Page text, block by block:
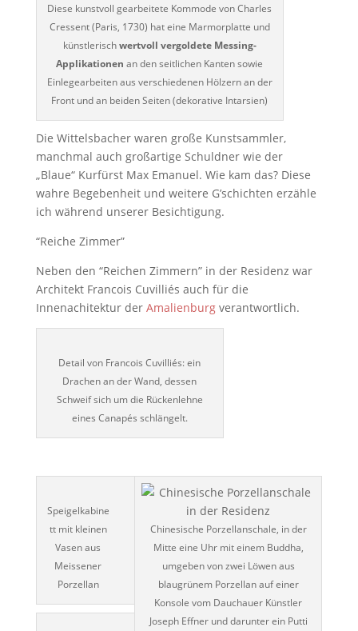
Diese kunstvoll gearbeitete Kommode von Charles
Cressent (Paris, 1730) hat eine Marmorplatte und
künstlerischwertvoll vergoldete Messing-
Applikationen an den seitlichen Kanten sowie
Einlegearbeiten aus verschiedenen Hölzern an der
Front und an beiden Seiten (dekorative Intarsien)
Die Wittelsbacher waren große Kunstsammler,
manchmal auch großartige Schuldner wie der
„Blaue“ Kurfürst Max Emanuel. Wie kam das? Diese
wahre Begebenheit und weitere G’schichten erzähle
ich während unserer Besichtigung.
“Reiche Zimmer”
Neben den “Reichen Zimmern” in der Residenz war
Architekt Francois Cuvilliés auch für die
Innenachitektur der Amalienburgverantwortlich.
Detail von Francois Cuvilliés: ein
Drachen an der Wand, dessen
Schweif sich um die Rückenlehne
eines Canapés schlängelt.
Chinesische Porzellanschale, in der
Mitte eine Uhr mit einem Buddha,
umgeben von zwei Löwen aus
blaugrünem Porzellan auf einer
Konsole vom Dauchauer Künstler
Joseph Effner und darunter ein Putti
Speigelkabine
tt mit kleinen
Vasen aus
Meissener
Porzellan